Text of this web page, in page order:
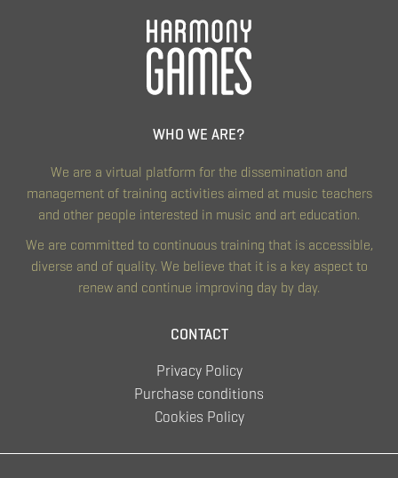
WHO WE ARE?
We are a virtual platform for the dissemination and
management of training activities aimed at music teachers
and other people interested in music and art education.
We are committed to continuous training that is accessible,
diverse and of quality. We believe that it is a key aspect to
renew and continue improving day by day.
CONTACT
Privacy Policy
Purchase conditions
Cookies Policy